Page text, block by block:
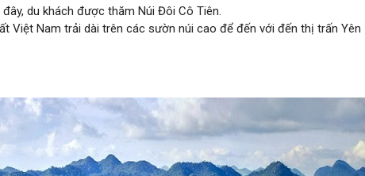
du khách được thăm Núi Đôi Cô Tiên.
Việt Nam trải dài trên các sườn núi cao để đến với đến thị trấn Yên